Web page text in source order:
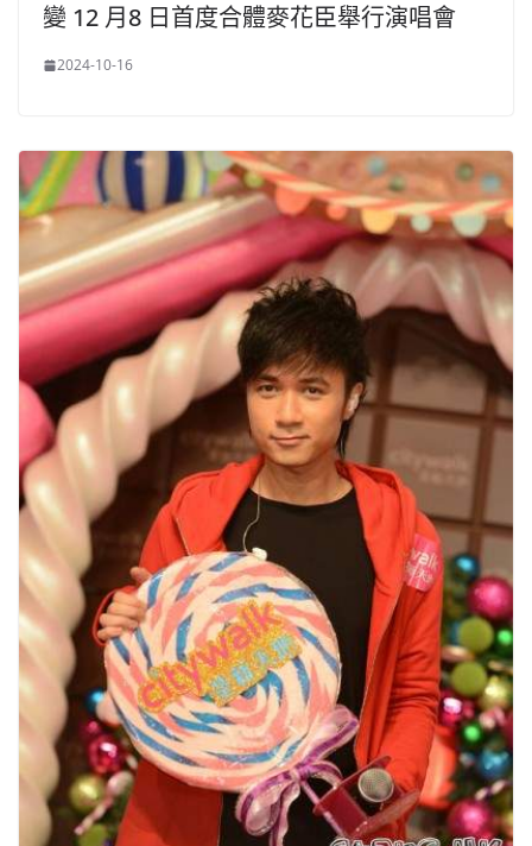
變 12 月8 日首度合體麥花臣舉行演唱會
2024-10-16